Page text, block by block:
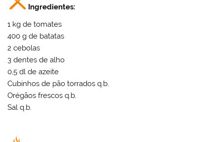
Ingredientes:
1 kg de tomates
400 g de batatas
2 cebolas
3 dentes de alho
0,5 dl de azeite
Cubinhos de pão torrados q.b.
Orégãos frescos q.b.
Sal q.b.